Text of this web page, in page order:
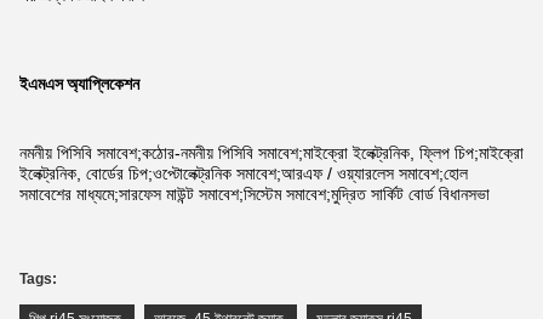
ইএমএস অ্যাপ্লিকেশন
নমনীয় পিসিবি সমাবেশ;কঠোর-নমনীয় পিসিবি সমাবেশ;মাইক্রো ইলেক্ট্রনিক, ফ্লিপ চিপ;মাইক্রো
ইলেক্ট্রনিক, বোর্ডের চিপ;ওপ্টোলেক্ট্রনিক সমাবেশ;আরএফ / ওয়্যারলেস সমাবেশ;হোল
সমাবেশের মাধ্যমে;সারফেস মাউন্ট সমাবেশ;সিস্টেম সমাবেশ;মুদ্রিত সার্কিট বোর্ড বিধানসভা
Tags: